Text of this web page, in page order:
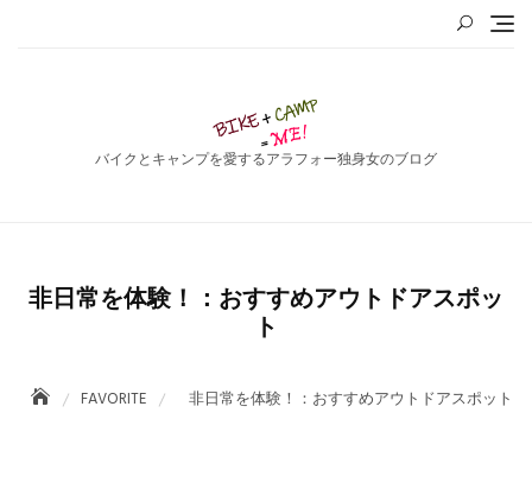
バイクとキャンプを愛するアラフォー独身女のブログ
非日常を体験！：おすすめアウトドアスポッ
ト
FAVORITE 非日常を体験！：おすすめアウトドアスポット